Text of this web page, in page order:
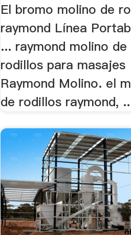
El bromo molino de
raymond Línea
... raymond molino de
rodillos para masajes
Raymond Molino. el
de rodillos raymond,